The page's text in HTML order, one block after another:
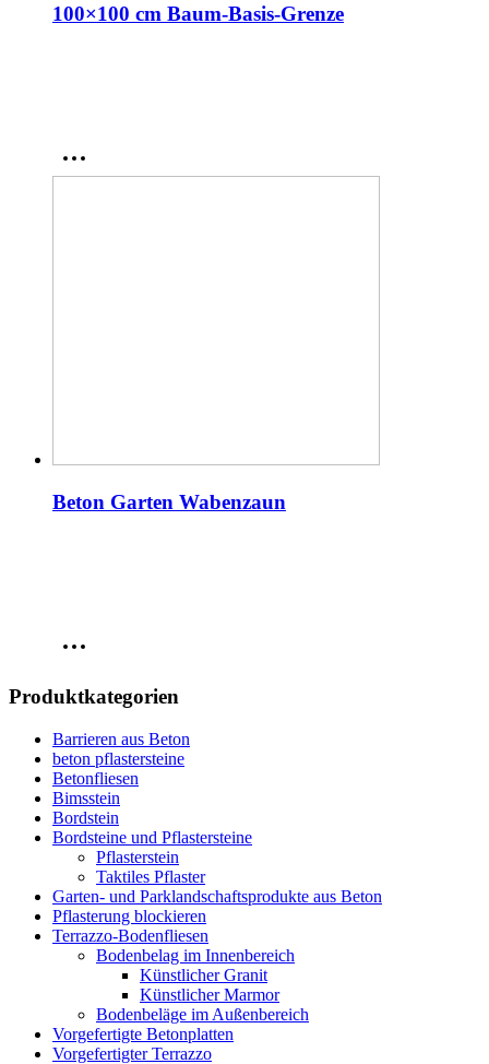
100×100 cm Baum-Basis-Grenze
Beton Garten Wabenzaun
Produktkategorien
Barrieren aus Beton
beton pflastersteine
Betonfliesen
Bimsstein
Bordstein
Bordsteine und Pflastersteine
Pflasterstein
Taktiles Pflaster
Garten- und Parklandschaftsprodukte aus Beton
Pflasterung blockieren
Terrazzo-Bodenfliesen
Bodenbelag im Innenbereich
Künstlicher Granit
Künstlicher Marmor
Bodenbeläge im Außenbereich
Vorgefertigte Betonplatten
Vorgefertigter Terrazzo